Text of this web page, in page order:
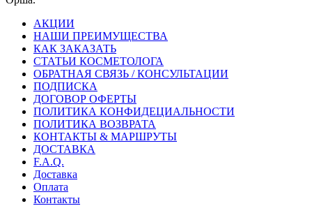
АКЦИИ
НАШИ ПРЕИМУЩЕСТВА
КАК ЗАКАЗАТЬ
СТАТЬИ КОСМЕТОЛОГА
ОБРАТНАЯ СВЯЗЬ / КОНСУЛЬТАЦИИ
ПОДПИСКА
ДОГОВОР ОФЕРТЫ
ПОЛИТИКА КОНФИДЕЦИАЛЬНОСТИ
ПОЛИТИКА ВОЗВРАТА
КОНТАКТЫ & МАРШРУТЫ
ДОСТАВКА
F.A.Q.
Доставка
Оплата
Контакты